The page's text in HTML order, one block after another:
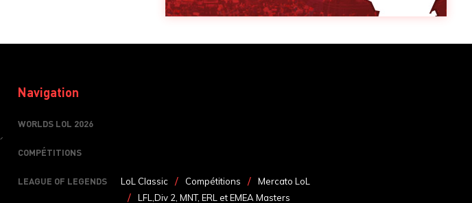
Navigation
WORLDS LOL 2026
COMPÉTITIONS
LEAGUE OF LEGENDS LoL Classic Compétitions
Mercato LoL
LFL,Div 2, MNT, ERL et EMEA Masters